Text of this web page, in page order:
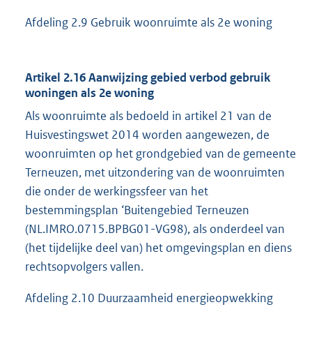
Afdeling 2.9 Gebruik woonruimte als 2e woning
Artikel 2.16 Aanwijzing gebied verbod gebruik
woningen als 2e woning
Als woonruimte als bedoeld in artikel 21 van de
Huisvestingswet 2014 worden aangewezen, de
woonruimten op het grondgebied van de gemeente
Terneuzen, met uitzondering van de woonruimten
die onder de werkingssfeer van het
bestemmingsplan ‘Buitengebied Terneuzen
(NL.IMRO.0715.BPBG01-VG98), als onderdeel van
(het tijdelijke deel van) het omgevingsplan en diens
rechtsopvolgers vallen.
Afdeling 2.10 Duurzaamheid energieopwekking